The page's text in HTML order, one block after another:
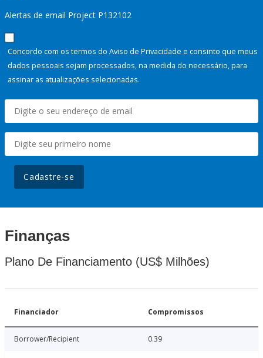
Alertas de email Project P132102
Concordo com os termos do Aviso de Privacidade e consinto que meus
dados pessoais sejam processados, na medida do necessário, para
assinar as atualizações selecionadas.
Cadastre-se
Finanças
Plano De Financiamento (US$ Milhões)
Financiador Compromissos
Borrower/Recipient 0.39